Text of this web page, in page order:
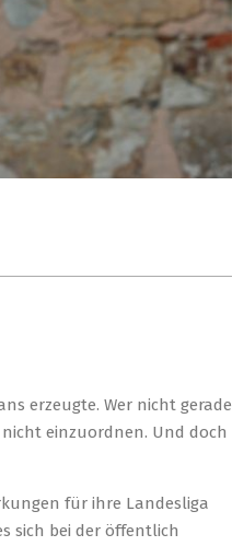
erzeugte. Wer nicht gerade
einzuordnen. Und doch
für ihre Landesliga
sich bei der öffentlich